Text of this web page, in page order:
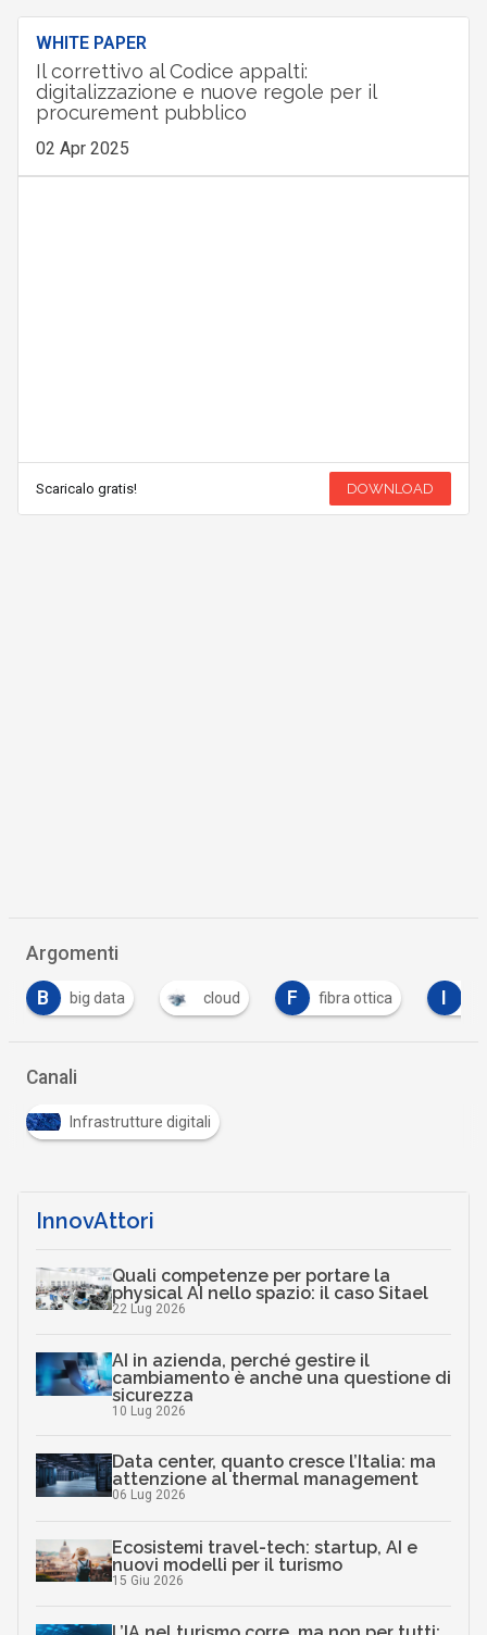
WHITE PAPER
Il correttivo al Codice appalti:
digitalizzazione e nuove regole per il
procurement pubblico
02 Apr 2025
Scaricalo gratis! DOWNLOAD
Argomenti
B big data cloud F fibra ottica I
Canali
Infrastrutture digitali
InnovAttori
Quali competenze per portare la
physical AI nello spazio: il caso Sitael
22 Lug 2026
AI in azienda, perché gestire il
cambiamento è anche una questione di
sicurezza
10 Lug 2026
Data center, quanto cresce l’Italia: ma
attenzione al thermal management
06 Lug 2026
Ecosistemi travel-tech: startup, AI e
nuovi modelli per il turismo
15 Giu 2026